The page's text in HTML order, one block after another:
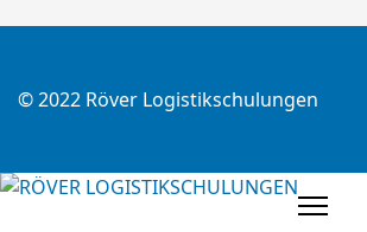
© 2022 Röver Logistikschulungen